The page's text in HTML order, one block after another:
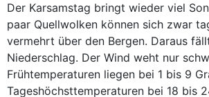
Der Karsamstag bringt wieder viel
paar Quellwolken können sich zwar
vermehrt über den Bergen. Daraus
Niederschlag. Der Wind weht nur
Frühtemperaturen liegen bei 1 bis 9
Tageshöchsttemperaturen bei 18 bis